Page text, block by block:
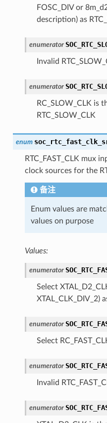
FOSC_DIV or
description) as
enumerator
Invalid
enumerator
RC_SLOW_CLK is
RTC_SLOW_CLK
enum
RTC_FAST_CLK mux
clock sources for the
备注
Enum values are
values on purpose
Values:
enumerator
Select
XTAL_CLK_DIV_2)
enumerator
Select
enumerator
Invalid
enumerator